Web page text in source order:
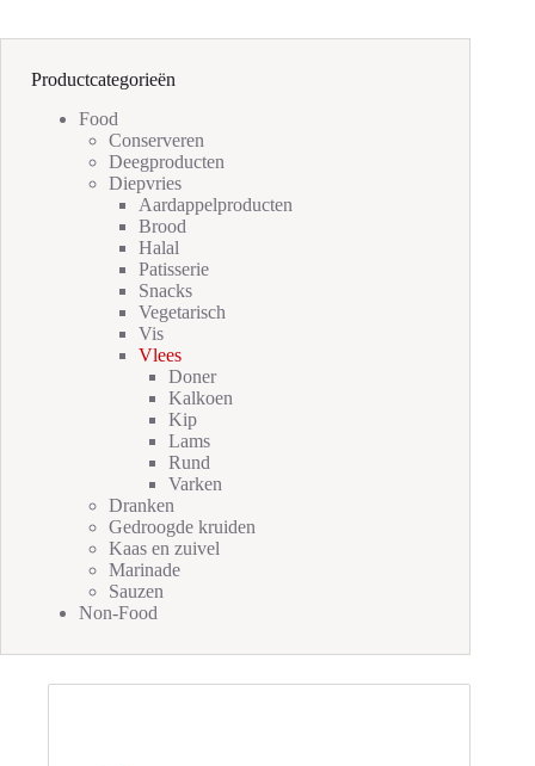
Productcategorieën
Food
Conserveren
Deegproducten
Diepvries
Aardappelproducten
Brood
Halal
Patisserie
Snacks
Vegetarisch
Vis
Vlees
Doner
Kalkoen
Kip
Lams
Rund
Varken
Dranken
Gedroogde kruiden
Kaas en zuivel
Marinade
Sauzen
Non-Food